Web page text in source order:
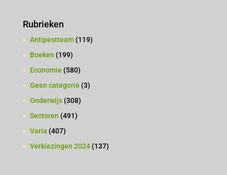
Rubrieken
Antipestteam(119)
Boeken (199)
Economie (580)
Geen categorie (3)
Onderwijs(308)
Sectoren (491)
Varia (407)
Verkiezingen 2024(137)